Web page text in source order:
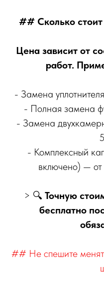
## Сколько
Цена зависит от
работ.
- Замена
- Полная замена
- Замена
- Комплексный
включено) —
> 🔍 Точную
бесплатно
## Не спешите